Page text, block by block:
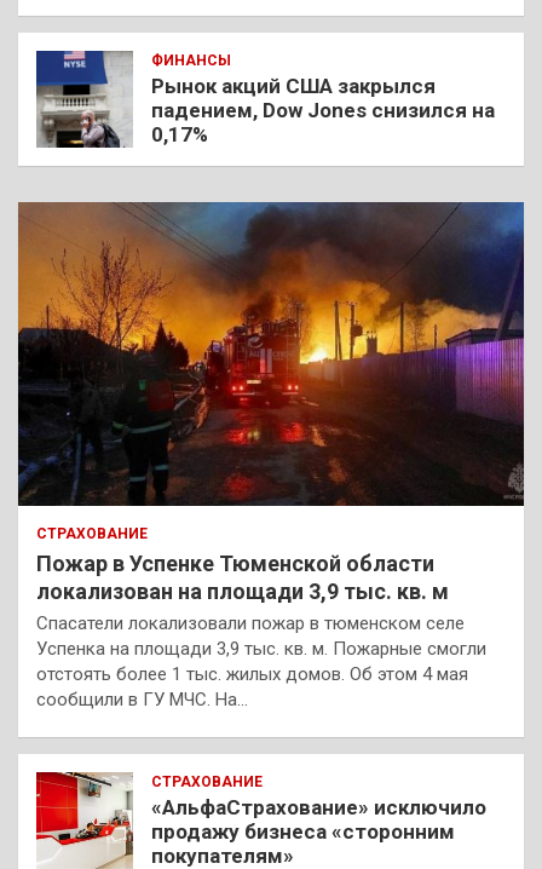
ФИНАНСЫ
Рынок акций США закрылся
падением, Dow Jones снизился на
0,17%
СТРАХОВАНИЕ
Пожар в Успенке Тюменской области
локализован на площади 3,9 тыс. кв. м
Спасатели локализовали пожар в тюменском селе
Успенка на площади 3,9 тыс. кв. м. Пожарные смогли
отстоять более 1 тыс. жилых домов. Об этом 4 мая
сообщили в ГУ МЧС. На…
СТРАХОВАНИЕ
«АльфаСтрахование» исключило
продажу бизнеса «сторонним
покупателям»